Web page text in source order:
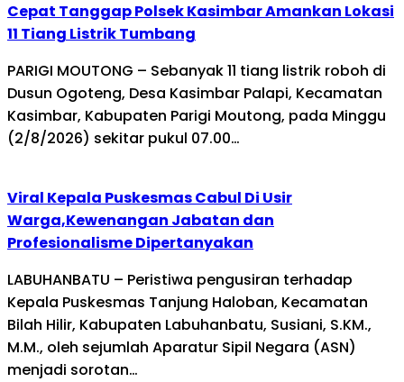
Cepat Tanggap Polsek Kasimbar Amankan Lokasi
11 Tiang Listrik Tumbang
PARIGI MOUTONG – Sebanyak 11 tiang listrik roboh di
Dusun Ogoteng, Desa Kasimbar Palapi, Kecamatan
Kasimbar, Kabupaten Parigi Moutong, pada Minggu
(2/8/2026) sekitar pukul 07.00…
Viral Kepala Puskesmas Cabul Di Usir
Warga,Kewenangan Jabatan dan
Profesionalisme Dipertanyakan
LABUHANBATU – Peristiwa pengusiran terhadap
Kepala Puskesmas Tanjung Haloban, Kecamatan
Bilah Hilir, Kabupaten Labuhanbatu, Susiani, S.KM.,
M.M., oleh sejumlah Aparatur Sipil Negara (ASN)
menjadi sorotan…